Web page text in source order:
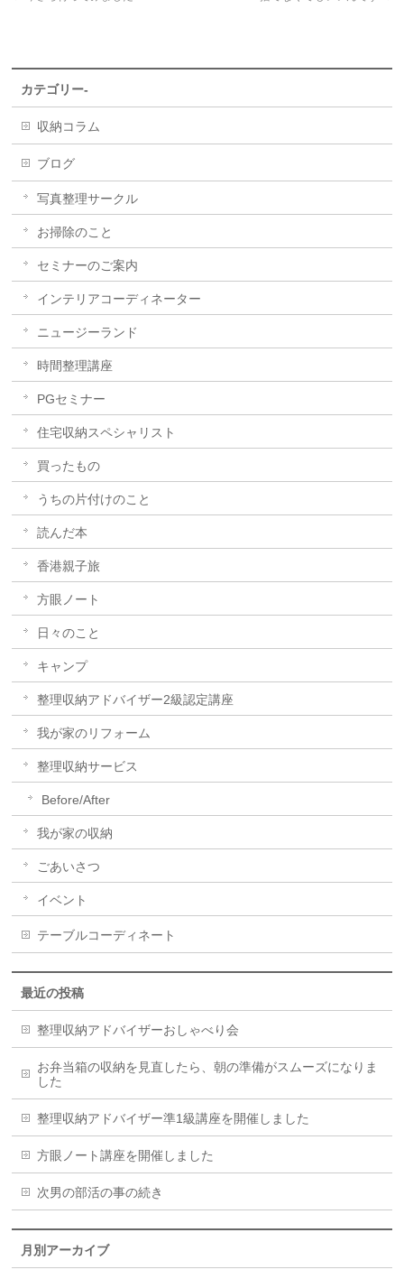
カテゴリー-
収納コラム
ブログ
写真整理サークル
お掃除のこと
セミナーのご案内
インテリアコーディネーター
ニュージーランド
時間整理講座
PGセミナー
住宅収納スペシャリスト
買ったもの
うちの片付けのこと
読んだ本
香港親子旅
方眼ノート
日々のこと
キャンプ
整理収納アドバイザー2級認定講座
我が家のリフォーム
整理収納サービス
Before/After
我が家の収納
ごあいさつ
イベント
テーブルコーディネート
最近の投稿
整理収納アドバイザーおしゃべり会
お弁当箱の収納を見直したら、朝の準備がスムーズになりま
した
整理収納アドバイザー準1級講座を開催しました
方眼ノート講座を開催しました
次男の部活の事の続き
月別アーカイブ